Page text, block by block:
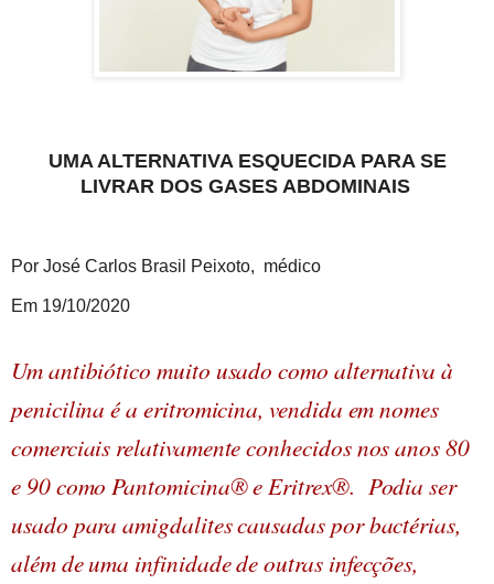
UMA ALTERNATIVA ESQUECIDA PARA SE
LIVRAR DOS GASES ABDOMINAIS
Por José Carlos Brasil Peixoto, médico
Em 19/10/2020
Um antibiótico muito usado como alternativa à
penicilina é a eritromicina, vendida em nomes
comerciais relativamente conhecidos nos anos 80
e 90 como Pantomicina® e Eritrex®. Podia ser
usado para amigdalites causadas por bactérias,
além de uma infinidade de outras infecções,